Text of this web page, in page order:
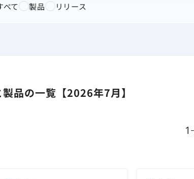
べて 製品 リリース
品の一覧【2026年7月】
1